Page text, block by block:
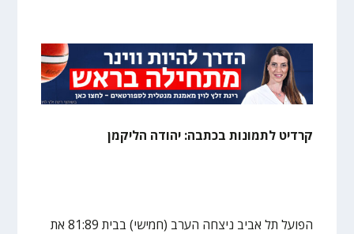
קרדיט לתמונות בכתבה: יהודה הליקמן
הפועל תל אביב ניצחה הערב (חמישי) בבית 81:89 את